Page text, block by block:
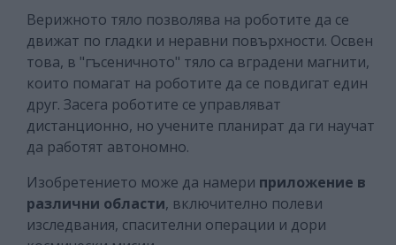
Верижното тяло позволява на роботите да се
движат по гладки и неравни повърхности. Освен
това, в "гъсеничното" тяло са вградени магнити,
които помагат на роботите да се повдигат един
друг. Засега роботите се управляват
дистанционно, но учените планират да ги научат
да работят автономно.
Изобретението може да намери приложение в
различни области, включително полеви
изследвания, спасителни операции и дори